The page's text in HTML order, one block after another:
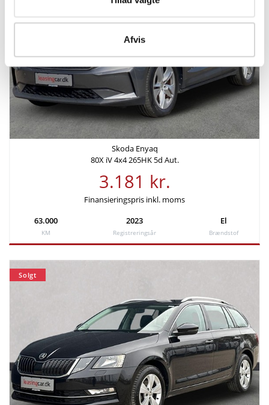
Afvis
Antal sæder Bredde
Højde
1,62 m
Længde
4,65 m
Tilkoblingsvægt med bremser
1000 kg
Tilkoblingsvægt uden
bremser
750 kg
Økonomi
Leveringsomkostninger (inkl.)
Finansiering
Ydelse pr. md.
3.764 kr
Udbetaling
53.980 kr
Skoda Enyaq
80X iV 4x4 265HK 5d Aut.
3.181 kr.
Finansieringspris inkl. moms
63.000
KM
2023
Registreringsår
El
Brændstof
Solgt